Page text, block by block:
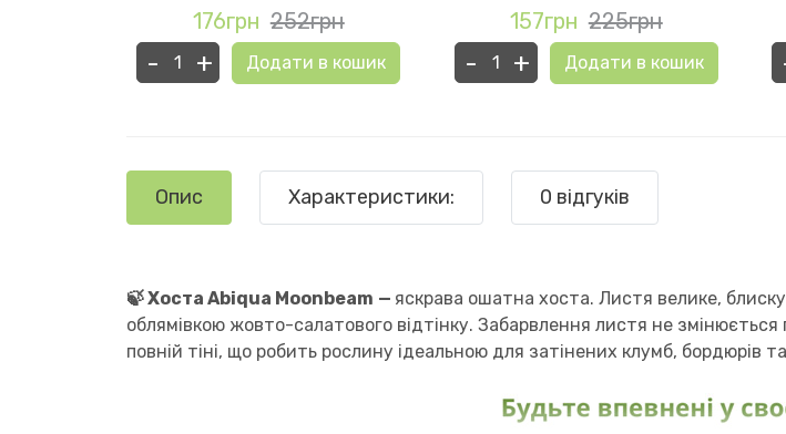
176грн 252грн
- + Додати в кошик
157грн 225грн
- + Додати в кошик
Опис Характеристики: 0 відгуків
🍃 Хоста Abiqua Moonbeam — яскрава ошатна хоста. Листя велике,
облямівкою жовто-салатового відтінку. Забарвлення листя не
повній тіні, що робить рослину ідеальною для затінених клумб, бордюрів